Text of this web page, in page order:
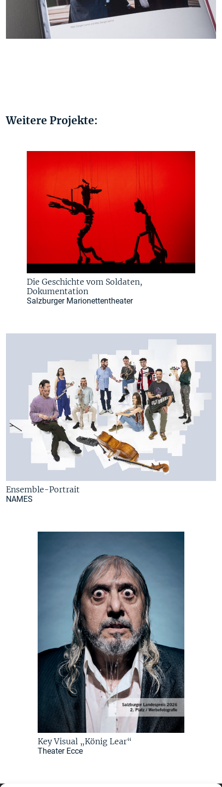
Weitere Projekte:
Die Geschichte vom Soldaten,
Dokumentation
Salzburger Marionettentheater
Ensemble-Portrait
NAMES
Key Visual „König Lear“
Theater Ecce